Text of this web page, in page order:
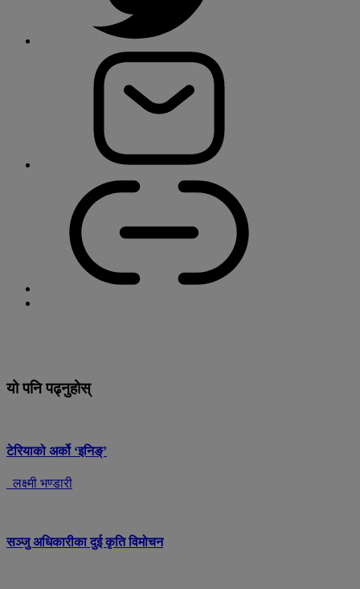
यो पनि पढ्नुहोस्
टेरियाको अर्को ‘इनिङ्’
लक्ष्मी भण्डारी
सञ्जु अधिकारीका दुई कृति विमोचन